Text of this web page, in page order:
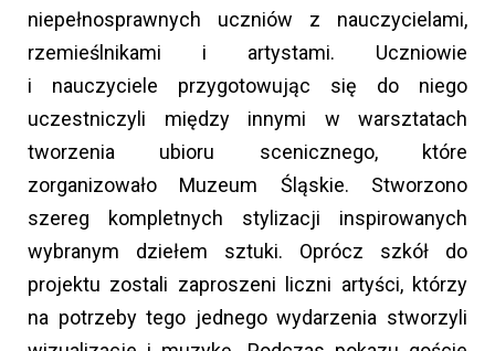
niepełnosprawnych uczniów z nauczycielami,
rzemieślnikami i artystami. Uczniowie
i nauczyciele przygotowując się do niego
uczestniczyli między innymi w warsztatach
tworzenia ubioru scenicznego, które
zorganizowało Muzeum Śląskie. Stworzono
szereg kompletnych stylizacji inspirowanych
wybranym dziełem sztuki. Oprócz szkół do
projektu zostali zaproszeni liczni artyści, którzy
na potrzeby tego jednego wydarzenia stworzyli